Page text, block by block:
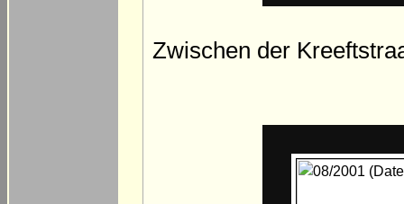
Zwischen der